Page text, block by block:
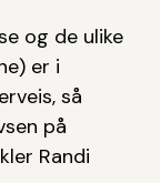
og de ulike
er i
så
på
Randi